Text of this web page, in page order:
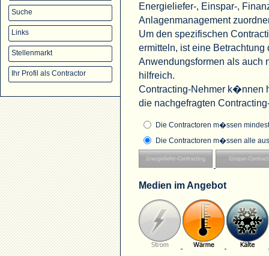
Suche
Links
Stellenmarkt
Ihr Profil als Contractor
Energieliefer-, Einspar-,
Anlagenmanagement
Um den spezifischen
ermitteln, ist eine
Anwendungsformen als auch
hilfreich.
Contracting-Nehmer k�nnen
die nachgefragten
Die Contractoren m�ssen
Die Contractoren m�ssen alle
Medien im Angebot